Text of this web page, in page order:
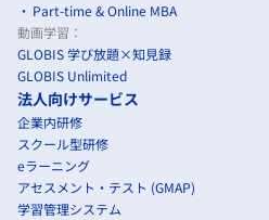
Part-time & Online MBA
動画学習：
GLOBIS 学び放題×知見録
GLOBIS Unlimited
法人向けサービス
企業内研修
スクール型研修
eラーニング
アセスメント・テスト (GMAP)
学習管理システム